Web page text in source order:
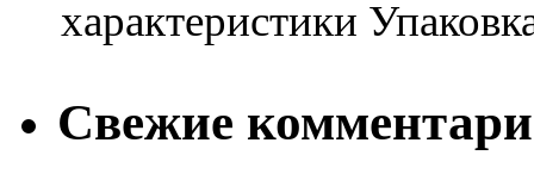
характеристики
Свежие